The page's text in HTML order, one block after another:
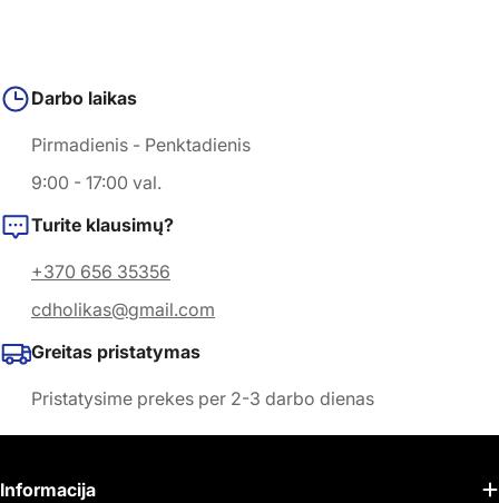
Darbo laikas
Pirmadienis - Penktadienis
9:00 - 17:00 val.
Turite klausimų?
+370 656 35356
cdholikas@gmail.com
Greitas pristatymas
Pristatysime prekes per 2-3 darbo dienas
Informacija